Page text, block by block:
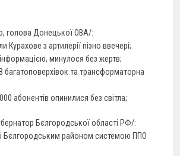
голова Донецької ОВА/:
Курахове з артилерії пізно ввечері;
минулося без жертв;
багатоповерхівок та трансформаторна
абонентів опинилися без світла;
Бєлгородської області РФ/:
Бєлгородським районом системою ППО